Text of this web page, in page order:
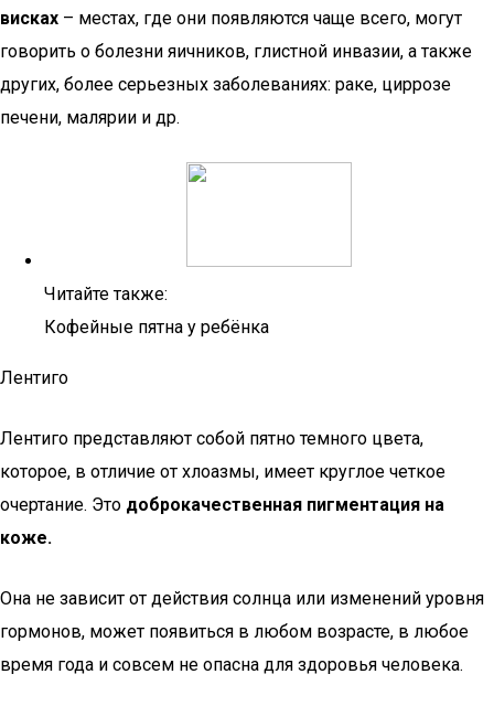
висках – местах, где они появляются чаще всего, могут
говорить о болезни яичников, глистной инвазии, а также
других, более серьезных заболеваниях: раке, циррозе
печени, малярии и др.
Читайте также:
Кофейные пятна у ребёнка
Лентиго
Лентиго представляют собой пятно темного цвета,
которое, в отличие от хлоазмы, имеет круглое четкое
очертание. Это доброкачественная пигментация на
коже.
Она не зависит от действия солнца или изменений уровня
гормонов, может появиться в любом возрасте, в любое
время года и совсем не опасна для здоровья человека.